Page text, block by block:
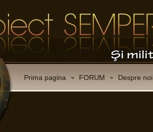
Prima pagina FORUM Despre noi